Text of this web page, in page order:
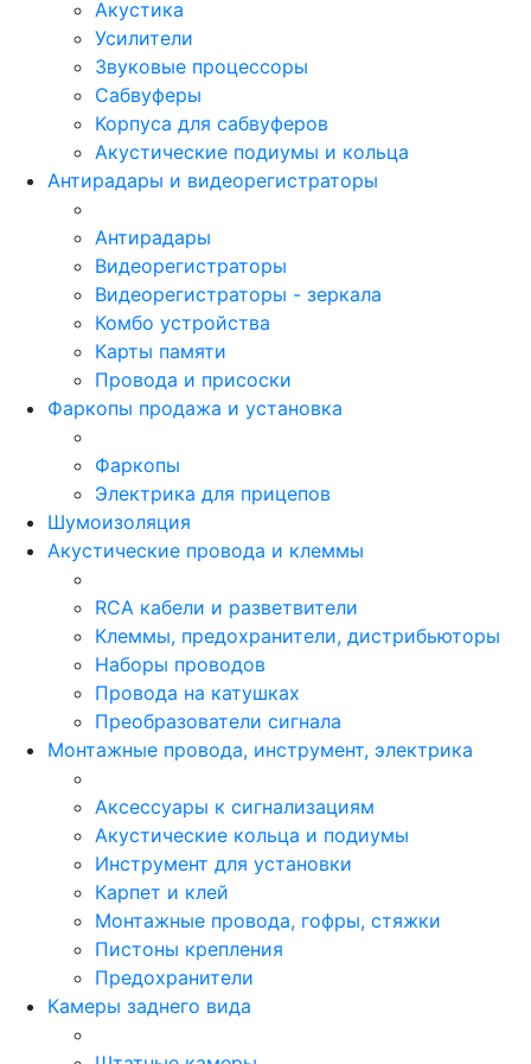
Акустика
Усилители
Звуковые процессоры
Сабвуферы
Корпуса для сабвуферов
Акустические подиумы и кольца
Антирадары и видеорегистраторы
Антирадары
Видеорегистраторы
Видеорегистраторы - зеркала
Комбо устройства
Карты памяти
Провода и присоски
Фаркопы продажа и установка
Фаркопы
Электрика для прицепов
Шумоизоляция
Акустические провода и клеммы
RCA кабели и разветвители
Клеммы, предохранители, дистрибьюторы
Наборы проводов
Провода на катушках
Преобразователи сигнала
Монтажные провода, инструмент, электрика
Аксессуары к сигнализациям
Акустические кольца и подиумы
Инструмент для установки
Карпет и клей
Монтажные провода, гофры, стяжки
Пистоны крепления
Предохранители
Камеры заднего вида